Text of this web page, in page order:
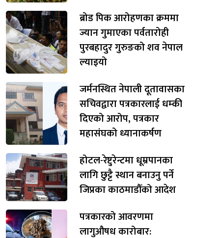
ब्रोड पिक आरोहणका क्रममा
ज्यान गुमाएका पर्वतारोही
पुरबहादुर गुरुङको शव नेपाल
ल्याइयो
जर्मनस्थित नेपाली दूतावासका
सचिवद्वारा पत्रकारलाई धम्की
दिएको आरोप, पत्रकार
महासंघको ध्यानाकर्षण
होटल-रेष्टुरेन्टमा धूम्रपानका
लागि छुट्टै स्थान बनाउनु पर्ने
जिप्रका काठमाडौँको आदेश
पत्रकारको आवरणमा
लागुऔषध कारोबार: